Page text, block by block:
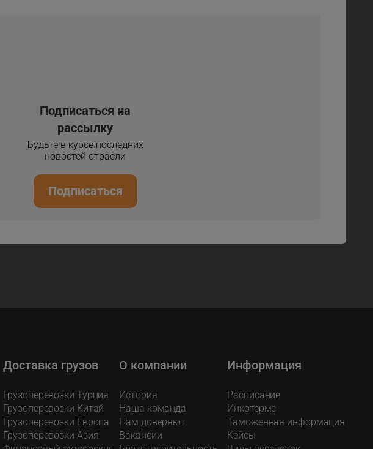
Подписаться на
рассылку
Будьте в курсе последних
новостей отрасли
Подписаться
Доставка грузов
Грузоперевозки Турция
Грузоперевозки Китай
Грузоперевозки Европа
Грузоперевозки Азия
О компании
История
Наша команда
Нам доверяют
Вакансии
Информация
Расписание
Инкотермс
Таможенная информация
Кейсы